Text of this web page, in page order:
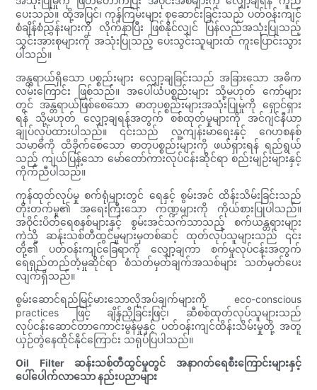
ပေးသည်။ ထို့အပြင်၊ ကုန်ကြမ်းများ စုဆောင်းခြင်းသည် ပတ်ဝန်းကျင်
စံချိန်စံညွှန်းများကို လိုက်နာပြီး ဖြစ်နိုင်လျှင် ပြန်လည်အသုံးပြုသည့်
သွင်းအားစုများကို အသုံးပြုသည့် ပေးသွင်းသူများထံ ကူးပြောင်းသွား
ပါသည်။
အန္တရာယ်ရှိသော ပစ္စည်းများ လျှော့ချခြင်းသည် အခြားသော အဓိက
လမ်းကြောင်း ဖြစ်သည်။ အပေါ်ယံပစ္စည်းများ သို့မဟုတ် ကော်များ
တွင် အန္တရာယ်ဖြစ်စေသော ဓာတုပစ္စည်းများအသုံးပြုမှုကို ရှောင်ရှား
ရန် သို့မဟုတ် လျှော့ချရန်အတွက် စစ်ထုတ်မှုများကို အင်ဂျင်နီယာ
ချုပ်လုပ်ထားပါသည်။ ၎င်းသည် လူ့ကျန်းမာရေးနှင့် ဂေဟစနစ်
သမာဓိကို ထိခိုက်စေသော ဓာတုပစ္စည်းများကို ဖယ်ရှားရန် ရည်ရွယ်
သည့် ကျယ်ပြန့်သော မော်တော်ကားလုပ်ငန်းဆိုင်ရာ စည်းမျဉ်းများနှင့်
ကိုက်ညီပါသည်။
ကုန်ထုတ်လုပ်မှု စက်ရုံများတွင် ရေနှင့် စွမ်းအင် ထိန်းသိမ်းခြင်းသည်
တိုးတက်မှု၏ အရေးကြီးသော ကဏ္ဍများကို ကိုယ်စားပြုပါသည်။
အဝိုင်းပိတ်ရေစနစ်များနှင့် စွမ်းအင်သက်သာသည့် စက်ယန္တရားများ
ကဲ့သို့ ဆန်းသစ်တီထွင်မှုများမှတစ်ဆင့် ထုတ်လုပ်သူများသည် ၎င်း
တို့၏ ပတ်ဝန်းကျင်ခြေရာကို လျှော့ချကာ စက်မှုလုပ်ငန်းအတွက်
ရေရှည်တည်တံ့မှုဆိုင်ရာ စံသတ်မှတ်ချက်အသစ်များ သတ်မှတ်ပေး
လျက်ရှိသည်။
စွမ်းဆောင်ရည်မြင့်မားသောလိုအပ်ချက်များကို eco-conscious
practices ဖြင့် ချိန်ညှိခြင်းဖြင့်၊ ဆီစစ်ထုတ်လုပ်သူများသည်
လုပ်ငန်းဆောင်တာကောင်းမွန်မှုနှင့် ပတ်ဝန်းကျင်ထိန်းသိမ်းမှုတို့ အတူ
ယှဉ်တွဲနေထိုင်နိုင်ကြောင်း သရုပ်ပြပါသည်။
Oil Filter ဆန်းသစ်တီထွင်မှုတွင် အနာဂတ်ရေစီးကြောင်းများနှင့်
ပေါ်ပေါက်လာသော နည်းပညာများ